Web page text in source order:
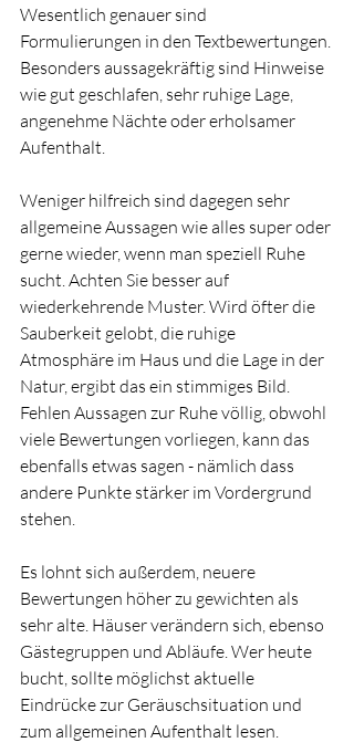
Wesentlich genauer sind
Formulierungen in den Textbewertungen.
Besonders aussagekräftig sind Hinweise
wie gut geschlafen, sehr ruhige Lage,
angenehme Nächte oder erholsamer
Aufenthalt.
Weniger hilfreich sind dagegen sehr
allgemeine Aussagen wie alles super oder
gerne wieder, wenn man speziell Ruhe
sucht. Achten Sie besser auf
wiederkehrende Muster. Wird öfter die
Sauberkeit gelobt, die ruhige
Atmosphäre im Haus und die Lage in der
Natur, ergibt das ein stimmiges Bild.
Fehlen Aussagen zur Ruhe völlig, obwohl
viele Bewertungen vorliegen, kann das
ebenfalls etwas sagen - nämlich dass
andere Punkte stärker im Vordergrund
stehen.
Es lohnt sich außerdem, neuere
Bewertungen höher zu gewichten als
sehr alte. Häuser verändern sich, ebenso
Gästegruppen und Abläufe. Wer heute
bucht, sollte möglichst aktuelle
Eindrücke zur Geräuschsituation und
zum allgemeinen Aufenthalt lesen.